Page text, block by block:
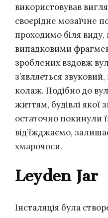
використовував
своєрідне мозаїчне
проходимо біля виду,
випадковими
зроблених вздовж
з’являється
колаж. Подібно до
життям, будівлі якої
остаточно покинули
від’їжджаємо,
хмарочоси.
Leyden Jar
Інсталяція була